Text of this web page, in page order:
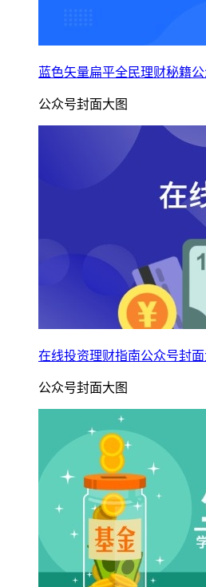
蓝色矢量扁平全民理财秘籍
公众号封面大图
在线投资理财指南公众号封面
公众号封面大图